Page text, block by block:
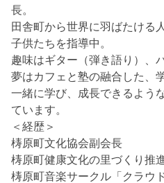
長。
田舎町から世界に羽ばたける
子供たちを指導中。
趣味はギター（弾き語り）、
夢はカフェと塾の融合した、
一緒に学び、成長できるよう
ています。
＜経歴＞
梼原町文化協会副会長
梼原町健康文化の里づくり推
梼原町音楽サークル「クラウ